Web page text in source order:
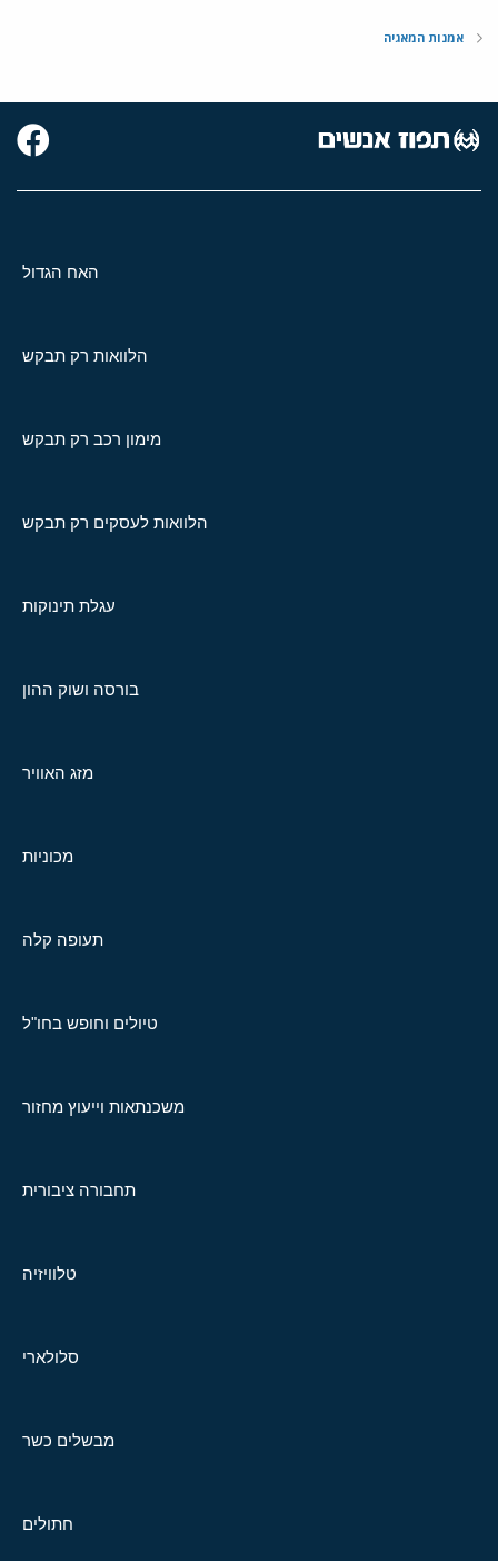
אמנות המאגיה
האח הגדול
הלוואות רק תבקש
מימון רכב רק תבקש
הלוואות לעסקים רק תבקש
עגלת תינוקות
בורסה ושוק ההון
מזג האוויר
מכוניות
תעופה קלה
טיולים וחופש בחו"ל
משכנתאות וייעוץ מחזור
תחבורה ציבורית
טלוויזיה
סלולארי
מבשלים כשר
חתולים